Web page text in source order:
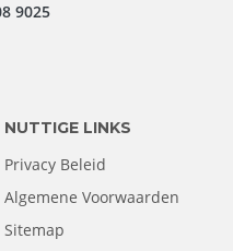
9025
NUTTIGE LINKS
Privacy Beleid
Algemene Voorwaarden
Sitemap